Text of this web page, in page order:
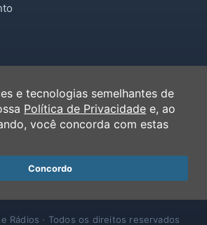
Rádios · Todos os direitos reservados
e tecnologias semelhantes de
Política de Privacidade e, ao
você concorda com estas
Concordo